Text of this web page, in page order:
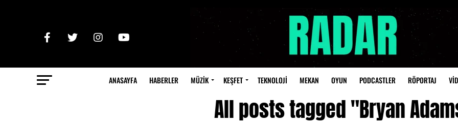
ANASAYFA HABERLER MÜZİK KEŞFET TEKNOLOJİ MEKAN OYUN PODCASTLER RÖPORTAJ
All posts tagged "Bryan